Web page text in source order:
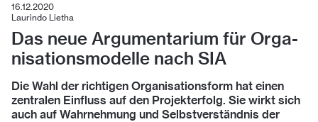
16.12.2020
Laurindo Lietha
Das neue Ar­gu­men­ta­ri­um für Or­ga­
ni­sa­ti­ons­mo­del­le nach SIA
Die Wahl der richtigen Organisationsform hat einen
zentralen Einfluss auf den Projekterfolg. Sie wirkt sich
auch auf Wahrnehmung und Selbstverständnis der